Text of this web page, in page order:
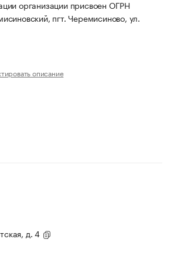
организации присвоен ОГРН
пгт. Черемисиново, ул.
описание
д. 4